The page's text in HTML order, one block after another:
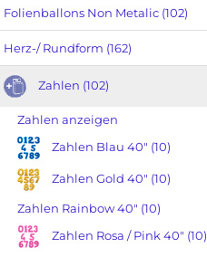
Folienballons Non Metalic (102)
Herz-/ Rundform (162)
Zahlen (102)
Zahlen anzeigen
Zahlen Blau 40" (10)
Zahlen Gold 40" (10)
Zahlen Rainbow 40" (10)
Zahlen Rosa / Pink 40" (10)